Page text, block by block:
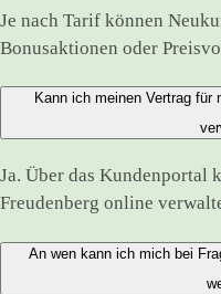
Je nach Tarif können
Bonusaktionen oder
Kann ich meinen Vertrag für
Ja. Über das Kundenportal
Freudenberg online
An wen kann ich mich bei